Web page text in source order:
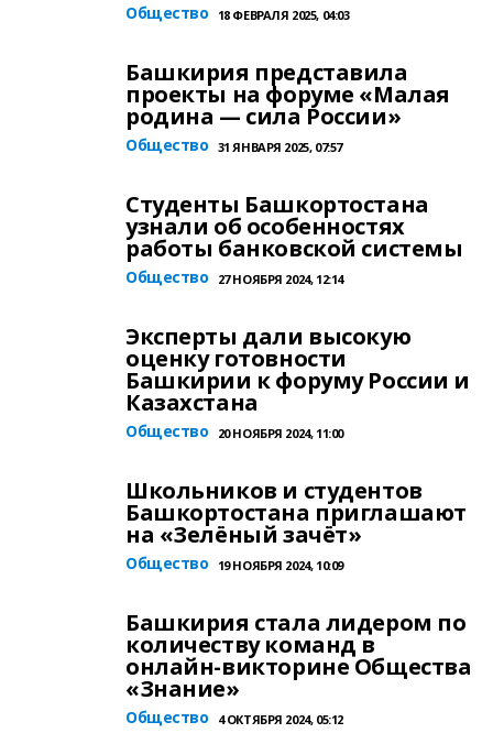
Общество 18 ФЕВРАЛЯ 2025, 04:03
Башкирия представила
проекты на форуме «Малая
родина — сила России»
Общество 31 ЯНВАРЯ 2025, 07:57
Студенты Башкортостана
узнали об особенностях
работы банковской системы
Общество 27 НОЯБРЯ 2024, 12:14
Эксперты дали высокую
оценку готовности
Башкирии к форуму России и
Казахстана
Общество 20 НОЯБРЯ 2024, 11:00
Школьников и студентов
Башкортостана приглашают
на «Зелёный зачёт»
Общество 19 НОЯБРЯ 2024, 10:09
Башкирия стала лидером по
количеству команд в
онлайн-викторине Общества
«Знание»
Общество 4 ОКТЯБРЯ 2024, 05:12